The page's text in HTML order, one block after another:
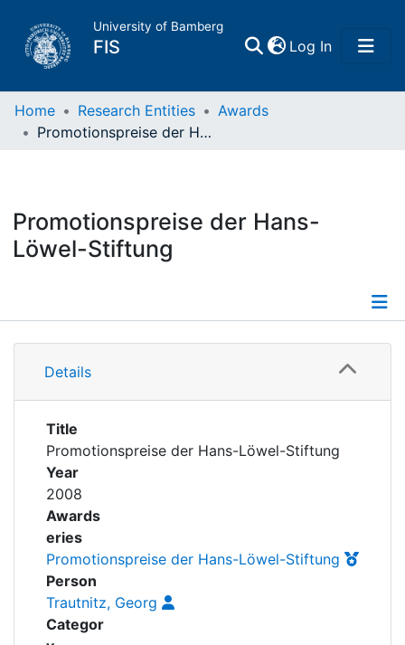
University of Bamberg
FIS Log In(current)
Home
Research Data
Projects
Awards
My FIS
Help
Home Research Entities
Awards
Promotionspreise der Hans-Löwel-Stiftung
Promotionspreise der Hans-
Löwel-Stiftung
Information
Details
Title
Promotionspreise der Hans-Löwel-Stiftung
Year
2008
Awards
eries
Promotionspreise der Hans-Löwel-Stiftung
Person
Trautnitz, Georg
Categor